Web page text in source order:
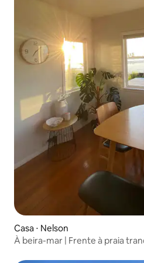
Casa ⋅ Nelson
À beira-mar | Frente à praia